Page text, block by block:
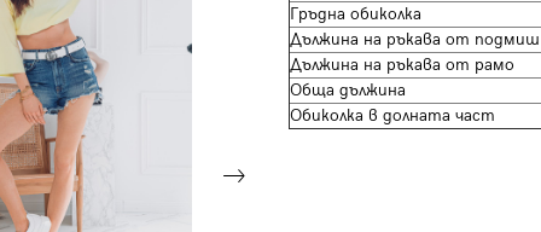
Гръдна обиколка
Дължина на ръкава от
Дължина на ръкава от рамо
Обща дължина
Обиколка в долната част